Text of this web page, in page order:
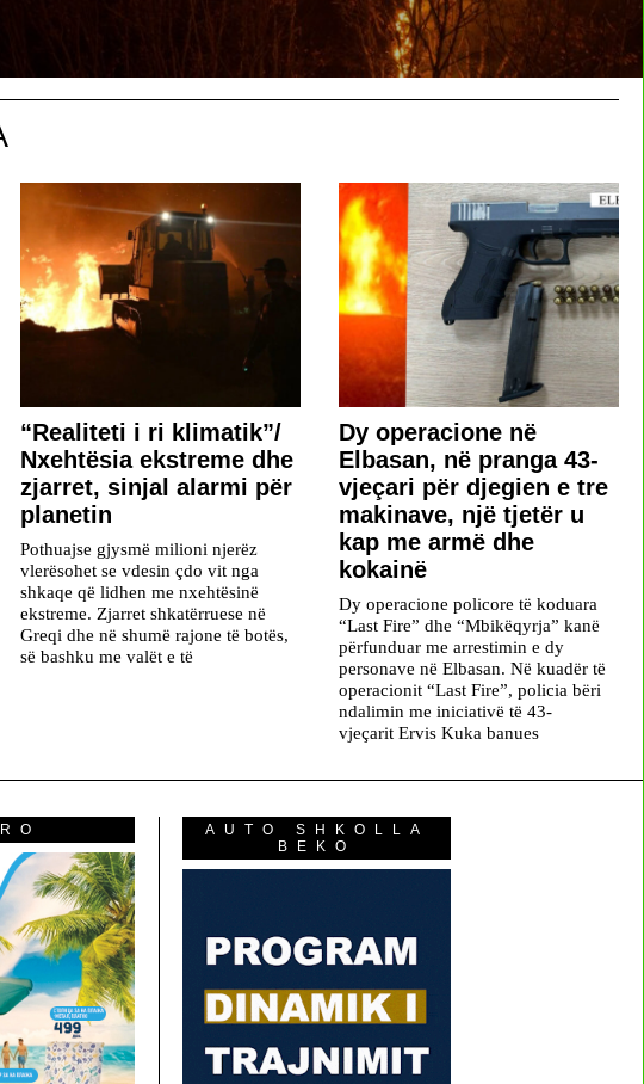
“Realiteti i ri klimatik”/
Nxehtësia ekstreme dhe
zjarret, sinjal alarmi për
planetin
Pothuajse gjysmë milioni njerëz
vlerësohet se vdesin çdo vit nga
shkaqe që lidhen me nxehtësinë
ekstreme. Zjarret shkatërruese në
Greqi dhe në shumë rajone të botës,
së bashku me valët e të
Dy operacione në
Elbasan, në pranga 43-
vjeçari për djegien e tre
makinave, një tjetër u
kap me armë dhe
kokainë
Dy operacione policore të koduara
“Last Fire” dhe “Mbikëqyrja” kanë
përfunduar me arrestimin e dy
personave në Elbasan. Në kuadër të
operacionit “Last Fire”, policia bëri
ndalimin me iniciativë të 43-
vjeçarit Ervis Kuka banues
AUTO SHKOLLA
BEKO